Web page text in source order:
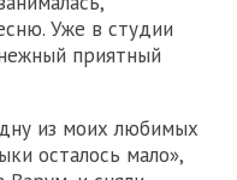
Уже в студии
приятный
из моих любимых
осталось мало»,